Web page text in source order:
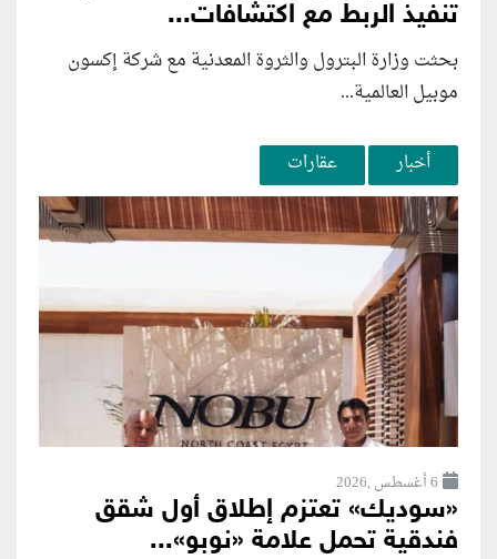
تنفيذ الربط مع اكتشافات...
بحثت وزارة البترول والثروة المعدنية مع شركة إكسون
موبيل العالمية...
أخبار عقارات
6 أغسطس ,2026
«سوديك» تعتزم إطلاق أول شقق
فندقية تحمل علامة «نوبو»...